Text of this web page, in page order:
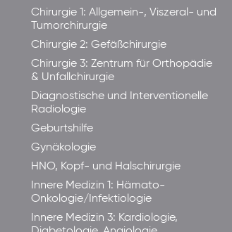
Chirurgie 1: Allgemein-, Viszeral- und
Tumorchirurgie
Chirurgie 2: Gefäßchirurgie
Chirurgie 3: Zentrum für Orthopädie
& Unfallchirurgie
Diagnostische und Interventionelle
Radiologie
Geburtshilfe
Gynäkologie
HNO, Kopf- und Halschirurgie
Innere Medizin 1: Hämato-
Onkologie/Infektiologie
Innere Medizin 3: Kardiologie,